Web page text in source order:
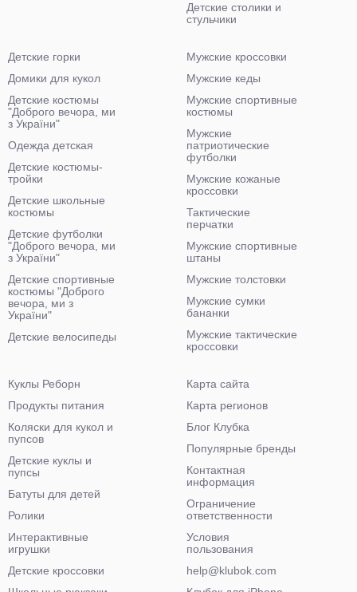
Детские столики и
стульчики
Детские горки
Домики для кукол
Детские костюмы
"Доброго вечора, ми
з України"
Одежда детская
Детские костюмы-
тройки
Детские школьные
костюмы
Детские футболки
"Доброго вечора, ми
з України"
Детские спортивные
костюмы "Доброго
вечора, ми з
України"
Детские велосипеды
Мужские кроссовки
Мужские кеды
Мужские спортивные
костюмы
Мужские
патриотические
футболки
Мужские кожаные
кроссовки
Тактические
перчатки
Мужские спортивные
штаны
Мужские толстовки
Мужские сумки
бананки
Мужские тактические
кроссовки
Куклы Реборн
Продукты питания
Коляски для кукол и
пупсов
Детские куклы и
пупсы
Батуты для детей
Ролики
Интерактивные
игрушки
Детские кроссовки
Карта сайта
Карта регионов
Блог Клубка
Популярные бренды
Контактная
информация
Ограничение
ответственности
Условия
пользования
help@klubok.com